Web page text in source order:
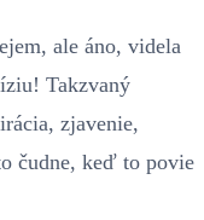
ale áno, videla
Takzvaný
zjavenie,
čudne, keď to povie